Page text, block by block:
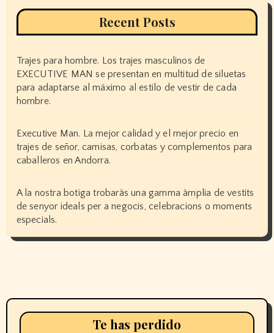
Recent Posts
Trajes para hombre. Los trajes masculinos de
EXECUTIVE MAN se presentan en multitud de siluetas
para adaptarse al máximo al estilo de vestir de cada
hombre.
Executive Man. La mejor calidad y el mejor precio en
trajes de señor, camisas, corbatas y complementos para
caballeros en Andorra.
A la nostra botiga trobaràs una gamma àmplia de vestits
de senyor ideals per a negocis, celebracions o moments
especials.
Te has perdido